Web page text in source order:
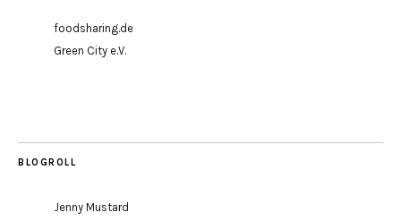
foodsharing.de
Green City e.V.
BLOGROLL
Jenny Mustard